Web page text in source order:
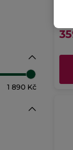
1 890 Kč